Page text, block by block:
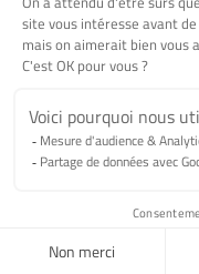
L'identification de
gaine et sans
toujours marquée
erreur de connexion.
maniabilité
Homologation
voir le produit
ÖLFLEX® TRUCK
Bienvenue !
Pour avoir accès à
disposer d'un compte